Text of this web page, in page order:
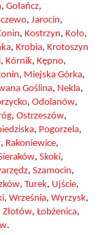
, Gołańcz,
, Jarocin,
, Kostrzyn, Koło,
, Krobia, Krotoszyn
, Kórnik, Kępno,
, Miejska Górka,
Goślina, Nekla,
, Odolanów,
, Ostrzeszów,
, Pogorzela,
, Rakoniewice,
, Skoki,
, Szamocin,
, Turek, Ujście,
, Września, Wyrzysk,
Złotów, Łobżenica,
.